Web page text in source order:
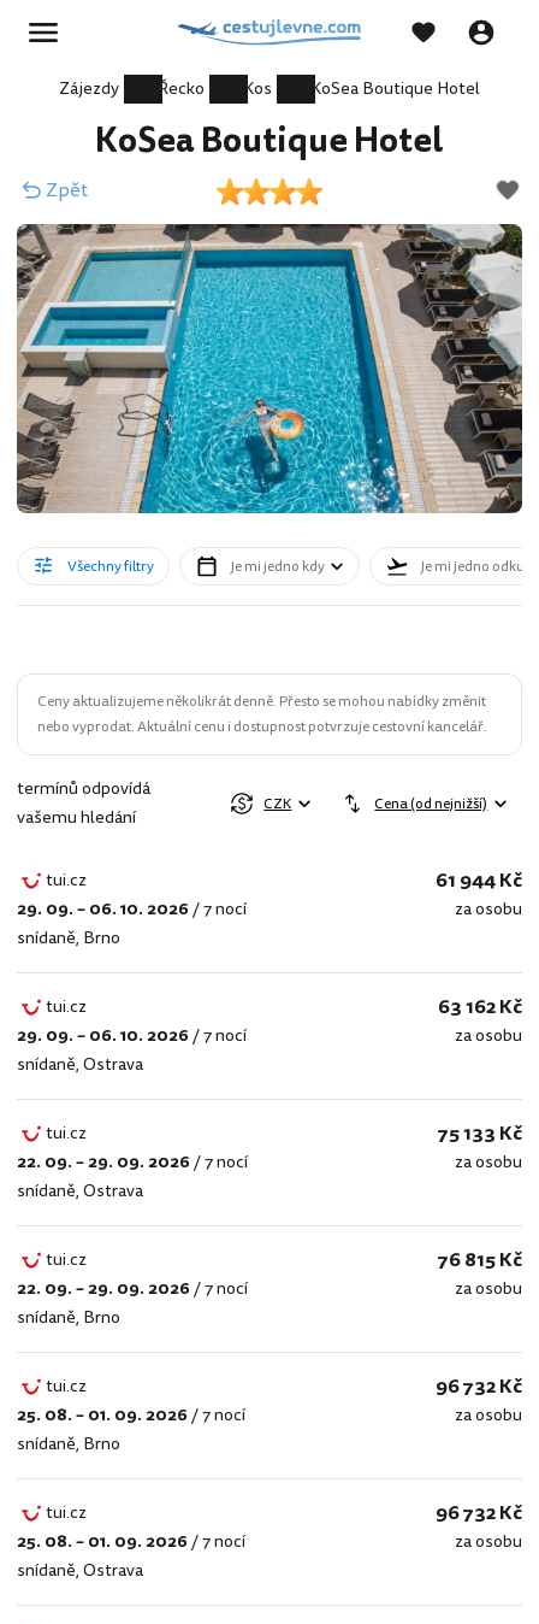
Zájezdy Řecko Kos KoSea Boutique Hotel
KoSea Boutique Hotel
Zpět
Všechny filtry Je mi jedno kdy Je mi jedno odkud
Ceny aktualizujeme několikrát denně. Přesto se mohou nabídky změnit
nebo vyprodat. Aktuální cenu i dostupnost potvrzuje cestovní kancelář.
termínů odpovídá
vašemu hledání
CZK Cena (od nejnižší)
tui.cz
tui.cz
29. 09. – 06. 10. 2026/7 nocí
snídaně, Brno
61 944 Kč
za osobu
tui.cz
tui.cz
29. 09. – 06. 10. 2026/7 nocí
snídaně,Ostrava
63 162 Kč
za osobu
tui.cz
tui.cz
22. 09. – 29. 09. 2026/7 nocí
snídaně,Ostrava
75 133 Kč
za osobu
tui.cz
tui.cz
22. 09. – 29. 09. 2026/7 nocí
snídaně, Brno
76 815 Kč
za osobu
tui.cz
tui.cz
25. 08. – 01. 09. 2026/7 nocí
snídaně, Brno
96 732 Kč
za osobu
tui.cz
tui.cz
25. 08. – 01. 09. 2026/7 nocí
snídaně,Ostrava
96 732 Kč
za osobu